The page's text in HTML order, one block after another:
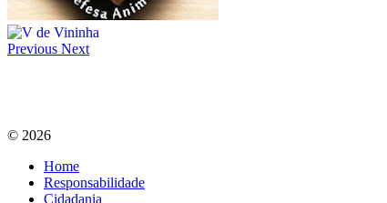
Previous Next
© 2026
Home
Responsabilidade
Cidadania